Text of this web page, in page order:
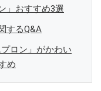
」おすすめ3選
するQ&A
ロン」がかわい
め